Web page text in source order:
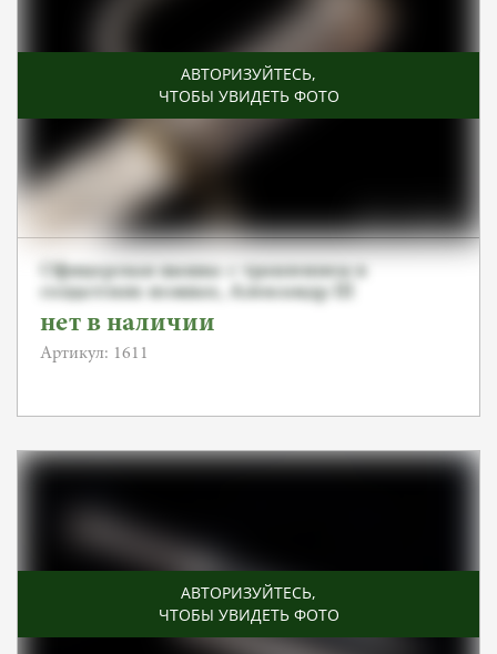
АВТОРИЗУЙТЕСЬ,
ЧТОБЫ УВИДЕТЬ ФОТО
Офицерская шашка с травлением в
солдатских ножнах, Александр III
нет в наличии
Артикул: 1611
АВТОРИЗУЙТЕСЬ,
ЧТОБЫ УВИДЕТЬ ФОТО